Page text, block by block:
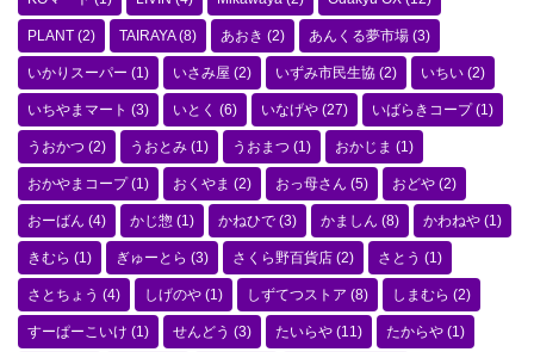
PLANT (2) TAIRAYA(8) あおき (2) あんくる夢市場 (3)
いかりスーパー (1) いさみ屋 (2) いずみ市民生協 (2) いちい (2)
いちやまマート (3) いとく (6) いなげや (27) いばらきコープ(1)
うおかつ (2) うおとみ (1) うおまつ (1) おかじま (1)
おかやまコープ(1) おくやま (2) おっ母さん (5) おどや (2)
おーばん (4) かじ惣 (1) かねひで (3) かましん (8) かわねや (1)
きむら (1) ぎゅーとら (3) さくら野百貨店 (2) さとう (1)
さとちょう (4) しげのや (1) しずてつストア (8) しまむら (2)
すーぱーこいけ (1) せんどう (3) たいらや (11) たからや (1)